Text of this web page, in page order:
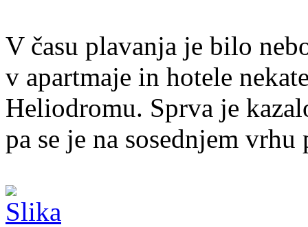
V času plavanja je bilo
v apartmaje in hotele
Heliodromu. Sprva je
pa se je na sosednjem